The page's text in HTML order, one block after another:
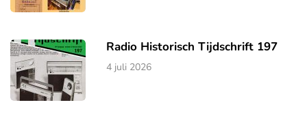
Radio Historisch Tijdschrift 197
4 juli 2026